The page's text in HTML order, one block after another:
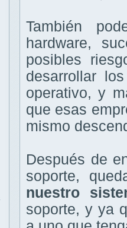
También
hardware,
posibles
desarrollar
operativo, y
que esas
mismo
Después de
soporte,
nuestro
soporte, y ya